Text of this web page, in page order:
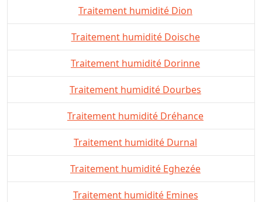
Traitement humidité Dion
Traitement humidité Doische
Traitement humidité Dorinne
Traitement humidité Dourbes
Traitement humidité Dréhance
Traitement humidité Durnal
Traitement humidité Eghezée
Traitement humidité Emines